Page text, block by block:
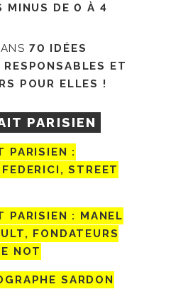
MINUS DE 0 À 4
70 IDÉES
RESPONSABLES ET
POUR ELLES !
PARISIEN
PARISIEN :
STREET
PARISIEN : MANEL
FONDATEURS
NOT
SARDON